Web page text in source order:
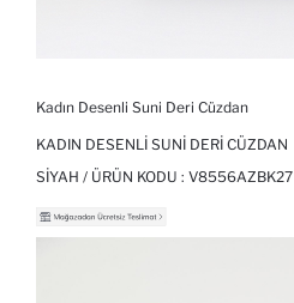
Kadın Desenli Suni Deri Cüzdan
KADIN DESENLI SUNI DERI CÜZDAN
SIYAH / ÜRÜN KODU : V8556AZBK27